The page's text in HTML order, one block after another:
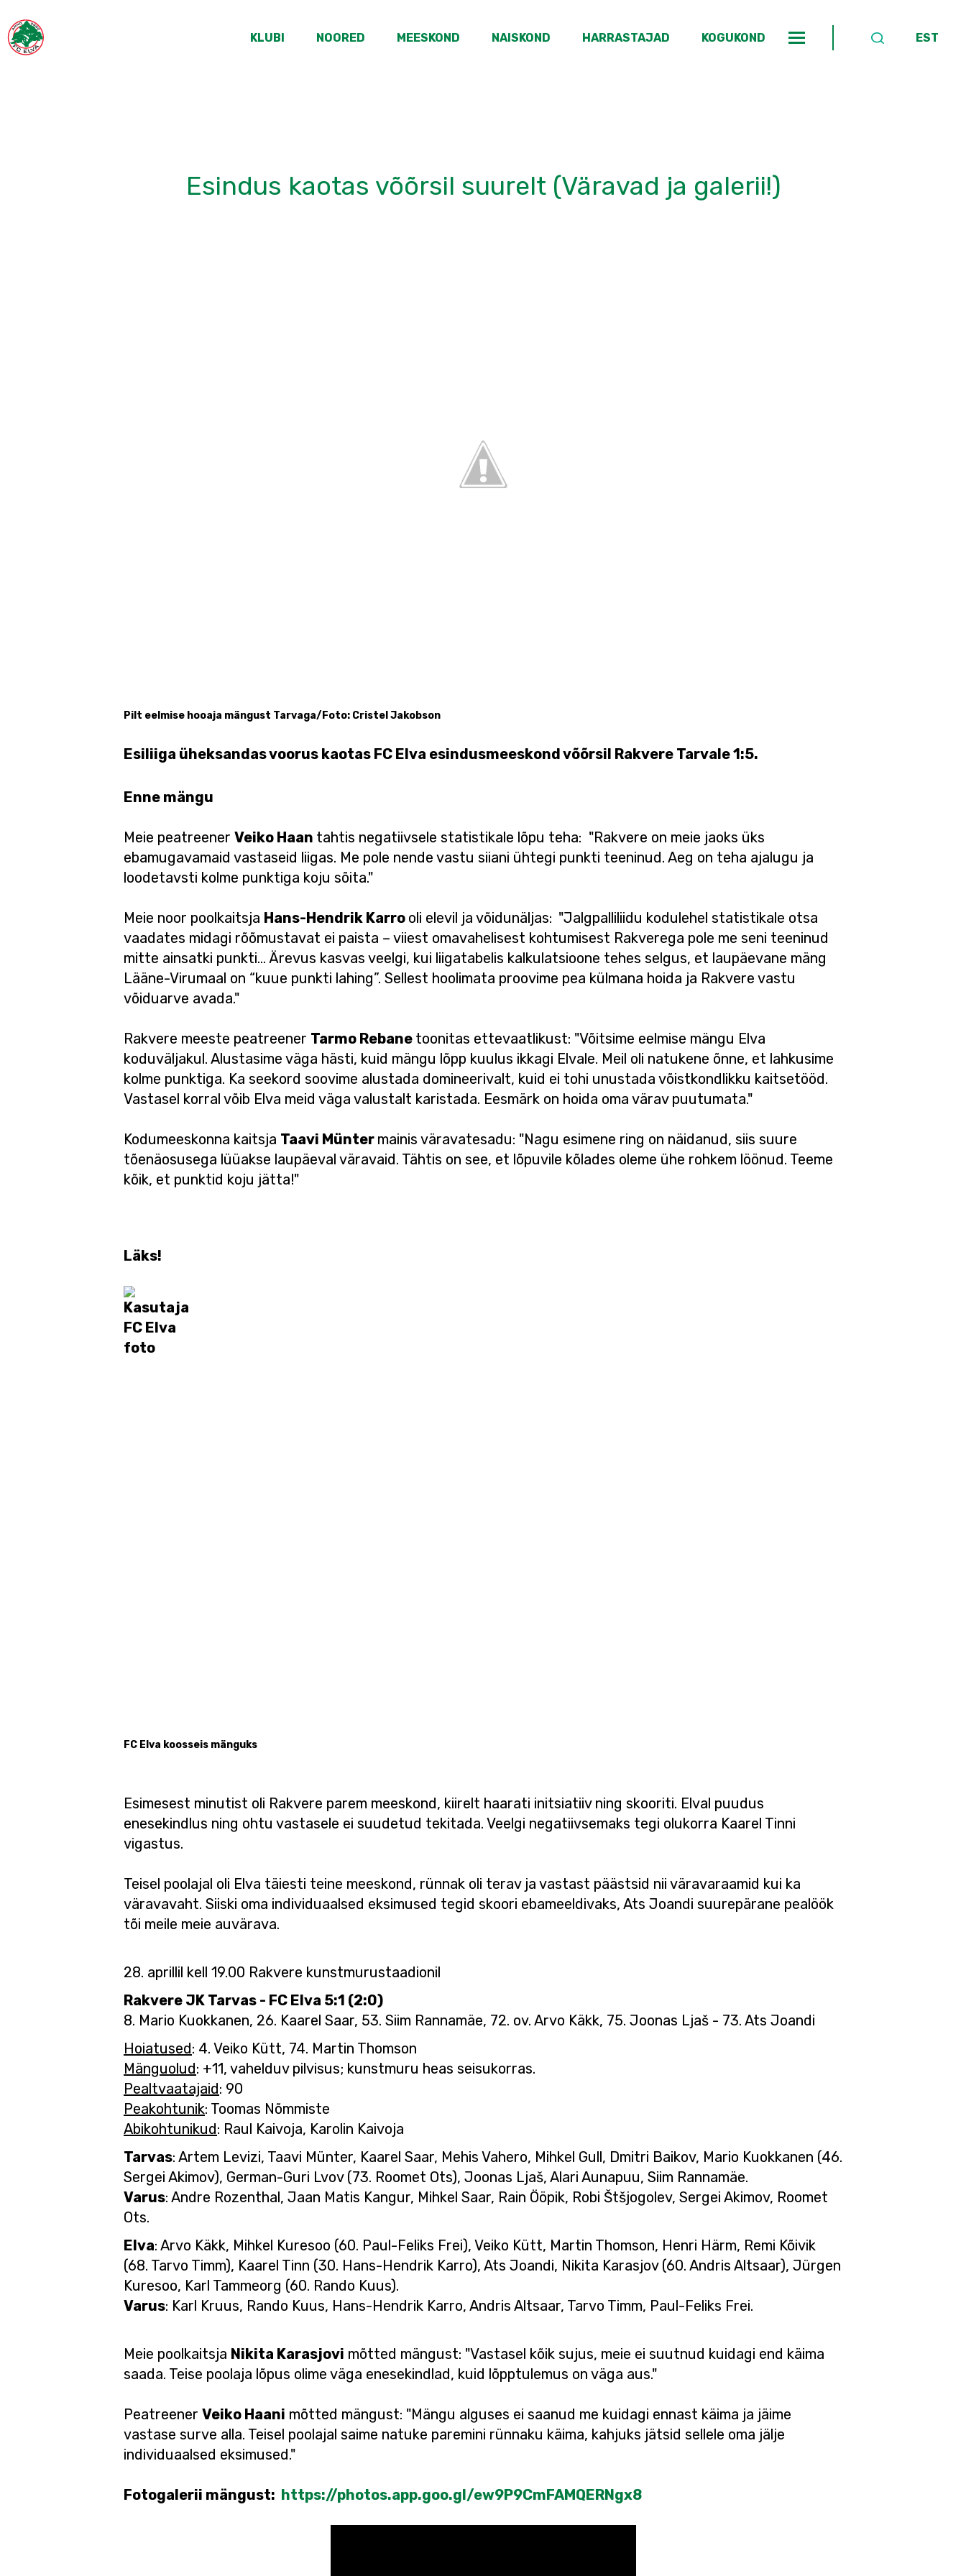
KLUBI NOORED MEESKOND NAISKOND HARRASTAJAD KOGUKOND EST
Esindus kaotas võõrsil suurelt (Väravad ja galerii!)
Pilt eelmise hooaja mängust Tarvaga/Foto: Cristel Jakobson
Esiliiga üheksandas voorus kaotas FC Elva esindusmeeskond võõrsil Rakvere Tarvale 1:5.
Enne mängu
Meie peatreener Veiko Haan tahtis negatiivsele statistikale lõpu teha: "Rakvere on meie jaoks üks
ebamugavamaid vastaseid liigas. Me pole nende vastu siiani ühtegi punkti teeninud. Aeg on teha ajalugu ja
loodetavsti kolme punktiga koju sõita."
Meie noor poolkaitsja Hans-Hendrik Karro oli elevil ja võidunäljas: "Jalgpalliliidu kodulehel statistikale otsa
vaadates midagi rõõmustavat ei paista – viiest omavahelisest kohtumisest Rakverega pole me seni teeninud
mitte ainsatki punkti… Ärevus kasvas veelgi, kui liigatabelis kalkulatsioone tehes selgus, et laupäevane mäng
Lääne-Virumaal on “kuue punkti lahing”. Sellest hoolimata proovime pea külmana hoida ja Rakvere vastu
võiduarve avada."
Rakvere meeste peatreener Tarmo Rebane toonitas ettevaatlikust: "Võitsime eelmise mängu Elva
koduväljakul. Alustasime väga hästi, kuid mängu lõpp kuulus ikkagi Elvale. Meil oli natukene õnne, et lahkusime
kolme punktiga. Ka seekord soovime alustada domineerivalt, kuid ei tohi unustada võistkondlikku kaitsetööd.
Vastasel korral võib Elva meid väga valustalt karistada. Eesmärk on hoida oma värav puutumata."
Kodumeeskonna kaitsja Taavi Münter mainis väravatesadu: "Nagu esimene ring on näidanud, siis suure
tõenäosusega lüüakse laupäeval väravaid. Tähtis on see, et lõpuvile kõlades oleme ühe rohkem löönud. Teeme
kõik, et punktid koju jätta!"
Läks!
FC Elva koosseis mänguks
Esimesest minutist oli Rakvere parem meeskond, kiirelt haarati initsiatiiv ning skooriti. Elval puudus
enesekindlus ning ohtu vastasele ei suudetud tekitada. Veelgi negatiivsemaks tegi olukorra Kaarel Tinni
vigastus.
Teisel poolajal oli Elva täiesti teine meeskond, rünnak oli terav ja vastast päästsid nii väravaraamid kui ka
väravavaht. Siiski oma individuaalsed eksimused tegid skoori ebameeldivaks, Ats Joandi suurepärane pealöök
tõi meile meie auvärava.
28. aprillil kell 19.00 Rakvere kunstmurustaadionil
Rakvere JK Tarvas - FC Elva 5:1 (2:0)
8. Mario Kuokkanen, 26. Kaarel Saar, 53. Siim Rannamäe, 72. ov. Arvo Käkk, 75. Joonas Ljaš - 73. Ats Joandi
Hoiatused: 4. Veiko Kütt, 74. Martin Thomson
Mänguolud: +11, vahelduv pilvisus; kunstmuru heas seisukorras.
Pealtvaatajaid: 90
Peakohtunik: Toomas Nõmmiste
Abikohtunikud: Raul Kaivoja, Karolin Kaivoja
Tarvas: Artem Levizi, Taavi Münter, Kaarel Saar, Mehis Vahero, Mihkel Gull, Dmitri Baikov, Mario Kuokkanen (46.
Sergei Akimov), German-Guri Lvov (73. Roomet Ots), Joonas Ljaš, Alari Aunapuu, Siim Rannamäe.
Varus: Andre Rozenthal, Jaan Matis Kangur, Mihkel Saar, Rain Ööpik, Robi Štšjogolev, Sergei Akimov, Roomet
Ots.
Elva: Arvo Käkk, Mihkel Kuresoo (60. Paul-Feliks Frei), Veiko Kütt, Martin Thomson, Henri Härm, Remi Kõivik
(68. Tarvo Timm), Kaarel Tinn (30. Hans-Hendrik Karro), Ats Joandi, Nikita Karasjov (60. Andris Altsaar), Jürgen
Kuresoo, Karl Tammeorg (60. Rando Kuus).
Varus: Karl Kruus, Rando Kuus, Hans-Hendrik Karro, Andris Altsaar, Tarvo Timm, Paul-Feliks Frei.
Meie poolkaitsja Nikita Karasjovi mõtted mängust: "Vastasel kõik sujus, meie ei suutnud kuidagi end käima
saada. Teise poolaja lõpus olime väga enesekindlad, kuid lõpptulemus on väga aus."
Peatreener Veiko Haani mõtted mängust: "Mängu alguses ei saanud me kuidagi ennast käima ja jäime
vastase surve alla. Teisel poolajal saime natuke paremini rünnaku käima, kahjuks jätsid sellele oma jälje
individuaalsed eksimused."
Fotogalerii mängust: https://photos.app.goo.gl/ew9P9CmFAMQERNgx8